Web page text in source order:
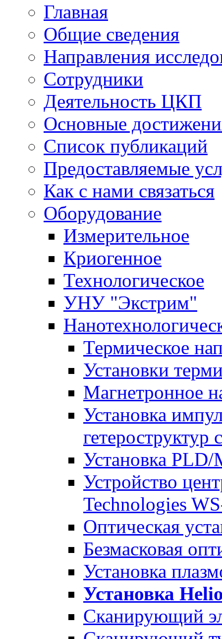
Главная
Общие сведения
Направления
Сотрудники
Деятельность ЦКП
Основные
Список публикаций
Предоставляемые
Как с нами связаться
Оборудование
Измерительное
Криогенное
Технологическое
УНУ "Экстрим"
Термическое
Установки
Магнетронное
Установка
Установка
Устройство
Technologies
Оптическая
Безмасковая
Установка
Установка
Сканирующий